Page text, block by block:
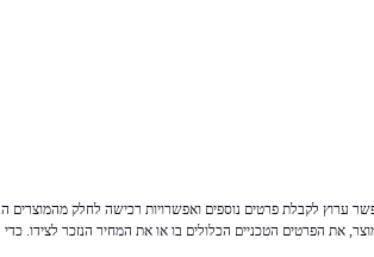
לקבלת פרטים נוספים ואפשרויות רכישה לחלק מהמוצרים
את הפרטים הטכניים הכלולים בו או את המחיר הנזכר לצידו.